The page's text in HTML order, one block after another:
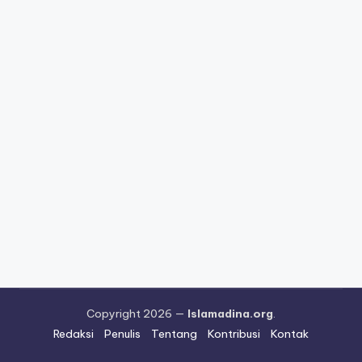
Copyright 2026 — Islamadina.org.
Redaksi
Penulis Tentang Kontribusi Kontak